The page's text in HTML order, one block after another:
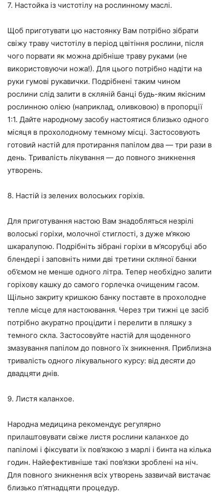
7. Настойка із чистотілу на рослинному маслі.
Щоб приготувати цю настоянку Вам потрібно зібрати
свіжу траву чистотілу в період цвітіння рослини, після
чого порвати як можна дрібніше траву руками (не
використовуючи ножа!). Для цього потрібно надіти на
руки гумові рукавички. Подрібнені таким чином
рослини слід залити в скляній банці будь-яким якісним
рослинною олією (наприклад, оливковою) в пропорції
1:1. Дайте народному засобу настоятися близько одного
місяця в прохолодному темному місці. Застосовують
готовий настій для протирання папілом два — три рази в
день. Тривалість лікування — до повного зникнення
утворень.
8. Настій із зелених волоських горіхів.
Для приготування настою Вам знадобляться незрілі
волоські горіхи, молочної стиглості, з дуже м’якою
шкаралупою. Подрібніть зібрані горіхи в м’ясорубці або
блендері і заповніть ними дві третини скляної банки
об’ємом не менше одного літра. Тепер необхідно залити
горіхову кашку до самого горлечка очищеним гасом.
Щільно закриту кришкою банку поставте в прохолодне
тепле місце для настоювання. Через три тижні це засіб
потрібно акуратно процідити і перелити в пляшку з
темного скла. Застосовуйте настій для щоденного
змазування папілом до повного їх зникнення. Приблизна
тривалість одного лікувального курсу: від десяти до
двадцяти днів.
9. Листя каланхое.
Народна медицина рекомендує регулярно
прилаштовувати свіже листя рослини каланхое до
папіломі і фіксувати їх пов’язкою з марлі і бинта на кілька
годин. Найефективніше такі пов’язки зроблені на ніч.
Для повного зникнення всіх утворень зазвичай вистачає
близько п’ятнадцяти процедур.